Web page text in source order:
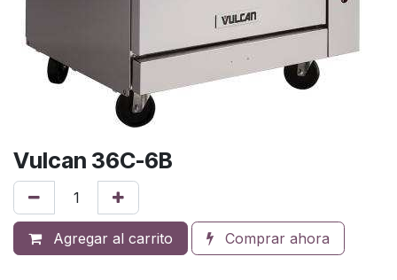
Vulcan 36C-6B
Agregar al carrito Comprar ahora